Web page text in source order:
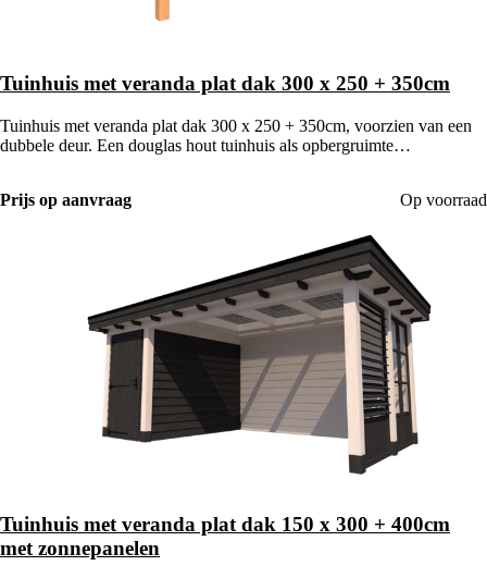
Tuinhuis met veranda plat dak 300 x 250 + 350cm
Tuinhuis met veranda plat dak 300 x 250 + 350cm, voorzien van een
dubbele deur. Een douglas hout tuinhuis als opbergruimte
Prijs op aanvraag
Op voorraad
Tuinhuis met veranda plat dak 150 x 300 + 400cm
met zonnepanelen